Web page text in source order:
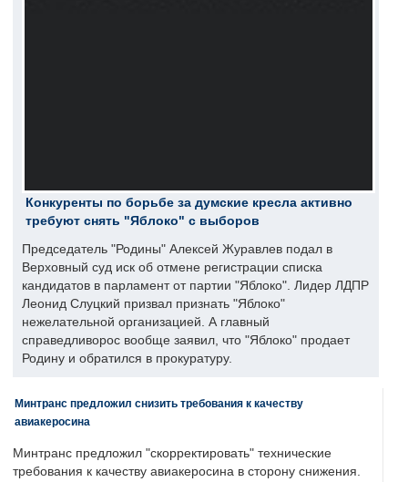
Конкуренты по борьбе за думские кресла активно
требуют снять "Яблоко" с выборов
Председатель "Родины" Алексей Журавлев подал в
Верховный суд иск об отмене регистрации списка
кандидатов в парламент от партии "Яблоко". Лидер ЛДПР
Леонид Слуцкий призвал признать "Яблоко"
нежелательной организацией. А главный
справедливорос вообще заявил, что "Яблоко" продает
Родину и обратился в прокуратуру.
Минтранс предложил снизить требования к качеству
авиакеросина
Минтранс предложил "скорректировать" технические
требования к качеству авиакеросина в сторону снижения.